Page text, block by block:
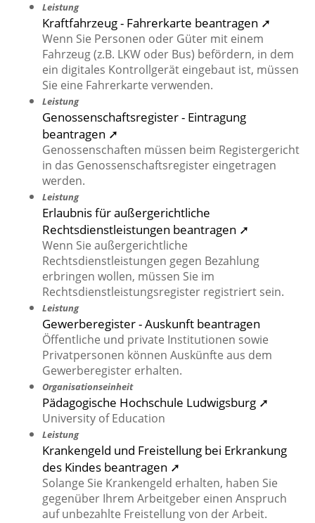
Leistung
Kraftfahrzeug - Fahrerkarte beantragen ➚
Wenn Sie Personen oder Güter mit einem
Fahrzeug (z.B. LKW oder Bus) befördern, in dem
ein digitales Kontrollgerät eingebaut ist, müssen
Sie eine Fahrerkarte verwenden.
Leistung
Genossenschaftsregister - Eintragung
beantragen ➚
Genossenschaften müssen beim Registergericht
in das Genossenschaftsregister eingetragen
werden.
Leistung
Erlaubnis für außergerichtliche
Rechtsdienstleistungen beantragen ➚
Wenn Sie außergerichtliche
Rechtsdienstleistungen gegen Bezahlung
erbringen wollen, müssen Sie im
Rechtsdienstleistungsregister registriert sein.
Leistung
Gewerberegister - Auskunft beantragen
Öffentliche und private Institutionen sowie
Privatpersonen können Auskünfte aus dem
Gewerberegister erhalten.
Organisationseinheit
Pädagogische Hochschule Ludwigsburg ➚
University of Education
Leistung
Krankengeld und Freistellung bei Erkrankung
des Kindes beantragen ➚
Solange Sie Krankengeld erhalten, haben Sie
gegenüber Ihrem Arbeitgeber einen Anspruch
auf unbezahlte Freistellung von der Arbeit.